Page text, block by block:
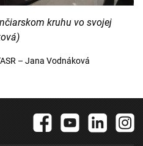
kruhu vo svojej
– Jana Vodnáková